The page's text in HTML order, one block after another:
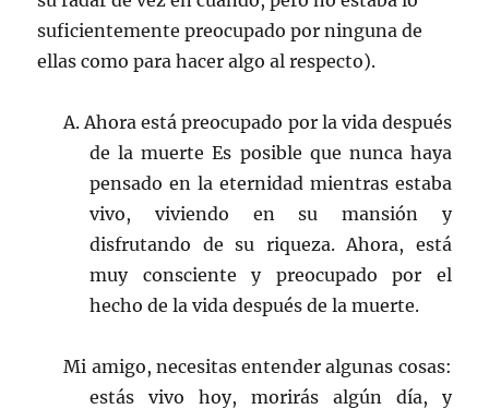
suficientemente preocupado por ninguna de
ellas como para hacer algo al respecto).
A. Ahora está preocupado por la vida después
de la muerte Es posible que nunca haya
pensado en la eternidad mientras estaba
vivo, viviendo en su mansión y
disfrutando de su riqueza. Ahora, está
muy consciente y preocupado por el
hecho de la vida después de la muerte.
Mi amigo, necesitas entender algunas cosas:
estás vivo hoy, morirás algún día, y